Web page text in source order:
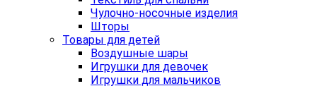
Чулочно-носочные изделия
Шторы
Товары для детей
Воздушные шары
Игрушки для девочек
Игрушки для мальчиков